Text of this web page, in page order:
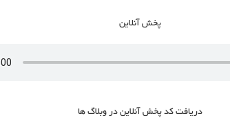
پخش آنلاين
دريافت کد پخش آنلاين در وبلاگ ها